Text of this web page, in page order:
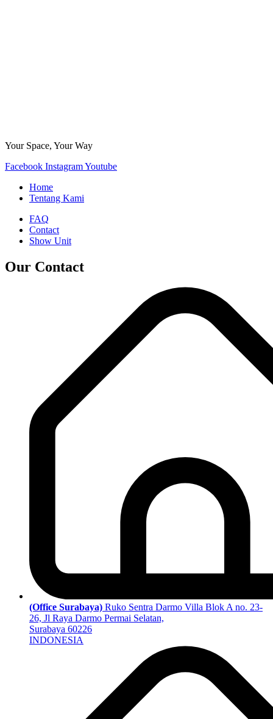
Your Space, Your Way
Facebook InstagramYoutube
Home
Tentang Kami
FAQ
Contact
Show Unit
Our Contact
(Office Surabaya) Ruko Sentra Darmo Villa Blok A no. 23-
26, Jl Raya Darmo Permai Selatan,
Surabaya 60226
INDONESIA